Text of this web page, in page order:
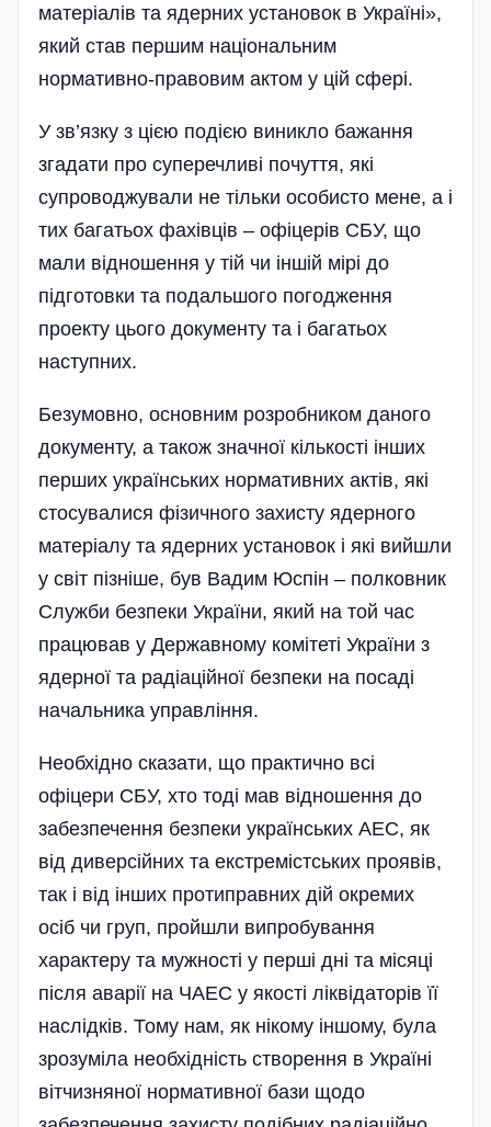
матеріалів та ядерних установок в Україні»,
який став першим національним
нормативно-правовим актом у цій сфері.
У зв’язку з цією подією виникло бажання
згадати про суперечливі почуття, які
супрово­джували не тільки особисто мене, а і
тих багатьох фахівців – офіцерів СБУ, що
мали відношення у тій чи іншій мірі до
підготовки та подальшого погодження
проекту цього документу та і бага­тьох
наступних.
Безумовно, основним розробником даного
документу, а також значної кількості інших
перших українських нормативних актів, які
стосувалися фізичного захисту ядерного
матеріалу та ядерних установок і які вийшли
у світ пізніше, був Вадим Юспін – полковник
Служби безпеки України, який на той час
працював у Державному комітеті України з
ядерної та радіаційної безпеки на посаді
начальника управління.
Необхідно сказати, що практично всі
офіцери­ СБУ, хто тоді мав відношення до
забезпечення безпеки українських АЕС, як
від диверсійних та екстремістських проявів,
так і від інших протиправ­них дій окремих
осіб чи груп, пройшли випробування
характеру та мужності у перші дні та місяці
після аварії на ЧАЕС у якості ліквідаторів її
наслідків. Тому нам, як нікому іншому, була
зрозуміла необхідність створення в Україні
вітчизняної нормативної бази щодо